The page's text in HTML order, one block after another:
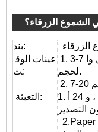
الزرقاء؟
بند:
الزرقاء
ت:
1. 3-7 أيام إذا كان هناك الخروج من نفس الشكل وا
لحجم.
التعبئة:
1. البني الطبيعي مربع مربع التعبئة الداخلية ، و 24 أ
2.Paper علبة البليت / الخشب البليت / البلاستيك ا